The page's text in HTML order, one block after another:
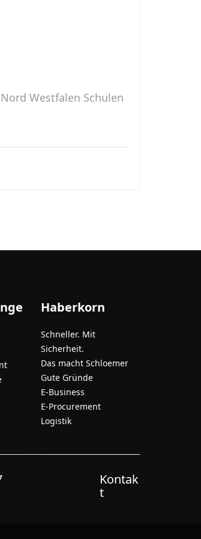
Westfalen Schulen
Haberkorn
Schneller. Mit
Sicherheit.
Das macht Schloemer
Gute Gründe
E-Business
E-Procurement
Logistik
Kontak
t